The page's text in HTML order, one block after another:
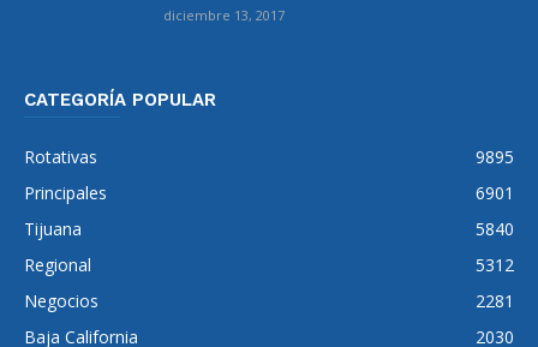
diciembre 13, 2017
CATEGORÍA POPULAR
Rotativas
9895
Principales
6901
Tijuana
5840
Regional
5312
Negocios
2281
Baja California
2030